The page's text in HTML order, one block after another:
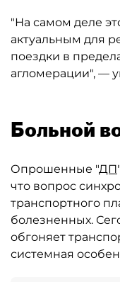
"На самом деле
актуальным для
поездки в
агломерации", —
Больной
Опрошенные "ДП
что вопрос
транспортного
болезненных.
обгоняет
системная